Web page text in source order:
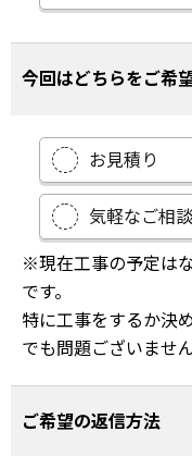
今回はどちらをご希
お見積り
気軽なご相
※現在工事の予定は
です。
特に工事をするか決
でも問題ございません
ご希望の返信方法